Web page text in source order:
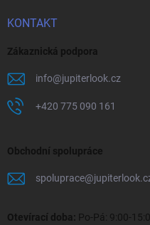
KONTAKT
Zákaznická podpora
info@jupiterlook.cz
+420 775 090 161
Obchodní spolupráce
spoluprace@
Otevírací doba: Po-Pá: 9:00-